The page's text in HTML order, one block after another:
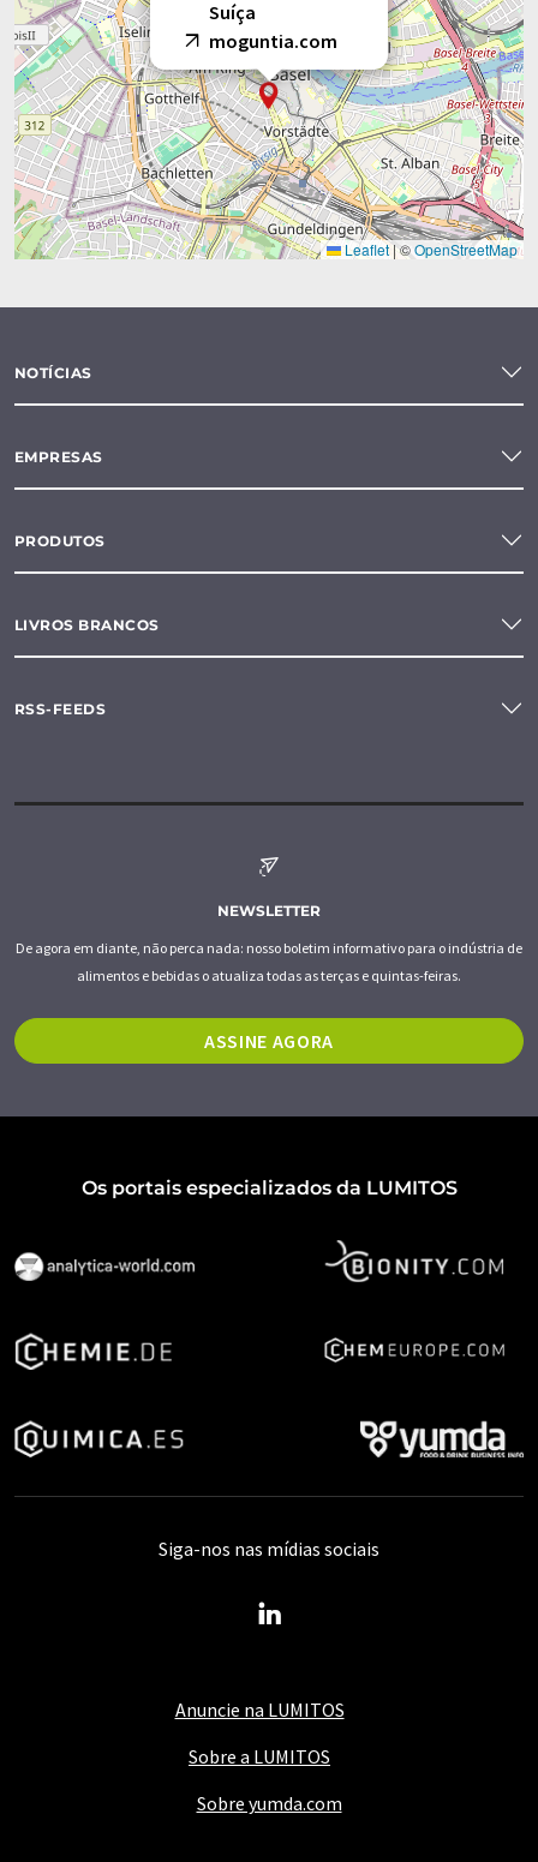
Suíça
moguntia.com
Leaflet|©OpenStreetMap
NOTÍCIAS
EMPRESAS
PRODUTOS
LIVROS BRANCOS
RSS-FEEDS
NEWSLETTER
De agora em diante, não perca nada: nosso boletim informativo para o indústria de
alimentos e bebidas o atualiza todas as terças e quintas-feiras.
ASSINE AGORA
Os portais especializados da LUMITOS
Anuncie na LUMITOS
Sobre a LUMITOS
Sobre yumda.com
Siga-nos nas mídias sociais